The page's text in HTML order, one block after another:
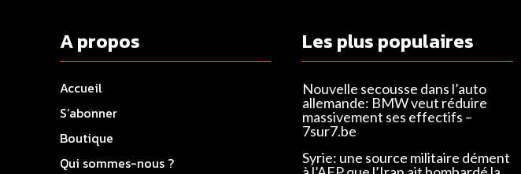
A propos
Accueil
S’abonner
Boutique
Qui sommes-nous ?
Les plus populaires
Nouvelle secousse dans l’auto
allemande: BMW veut réduire
massivement ses effectifs –
7sur7.be
Syrie: une source militaire dément